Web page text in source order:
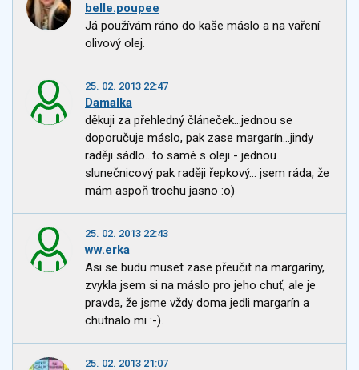
belle.poupee
Já používám ráno do kaše máslo a na vaření
olivový olej.
25. 02. 2013 22:47
Damalka
děkuji za přehledný článeček...jednou se
doporučuje máslo, pak zase margarín...jindy
raději sádlo...to samé s oleji - jednou
slunečnicový pak raději řepkový... jsem ráda, že
mám aspoň trochu jasno :o)
25. 02. 2013 22:43
ww.erka
Asi se budu muset zase přeučit na margaríny,
zvykla jsem si na máslo pro jeho chuť, ale je
pravda, že jsme vždy doma jedli margarín a
chutnalo mi :-).
25. 02. 2013 21:07